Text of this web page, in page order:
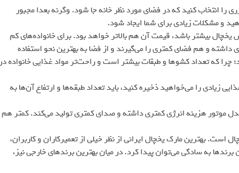
را انتخاب کنید که در فضای مورد نظر خانه جا شود. وگرنه بعدا مجبور
و مشکلات زیادی برای شما ایجاد شود.
بیشتر باشد، قیمت آن هم بالاتر خواهد بود. برای خانواده‌های کم
داشته و هم فضای کمتری را می‌گیرند و از فضا به بهترین نحو استفاده
چرا که تعداد کشوها و طبقات بیشتر است و راحت‌تر مواد غذایی خانواده
زیادی را می‌خواهید ذخیره کنید، باید تعداد طبقه‌ها و ارتفاع آن‌ها به
موتور هزینه انرژی کمتری داشته و صدای کمتری تولید می‌کند. کمتر هم
است. بهترین مارک یخچال ایرانی از نظر خیلی از تعمیرکاران و کاربران،
به سادگی می‌توان پیدا کرد. در میان بهترین برندهای خارجی نیز،